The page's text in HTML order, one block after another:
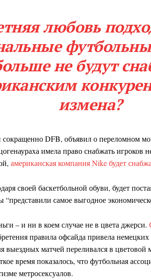
любовь
не будут
измена?
DFB, объявил о переломном
имела право снабжать игроков
американская компания Nike будет
своей баскетбольной обуви, будет
самое выгодное
– и ни в коем случае не в цвета джерси.
правила офсайда привела
выездных матчей переливался в
время показалось, что футбольная
метросексуалов.